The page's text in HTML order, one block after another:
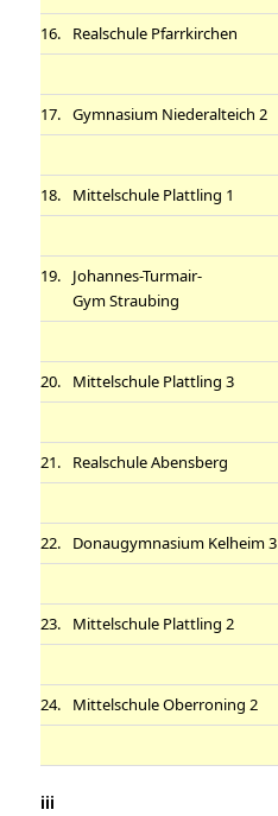
16.
Realschule Pfarrkirchen
17. Gymnasium Niederalteich 2
18.
Mittelschule Plattling 1
19.
Johannes-Turmair-
Gym Straubing
20.
Mittelschule Plattling 3
21.
Realschule Abensberg
22.
Donaugymnasium Kelheim 3
23.
Mittelschule Plattling 2
24.
Mittelschule Oberroning 2
iii